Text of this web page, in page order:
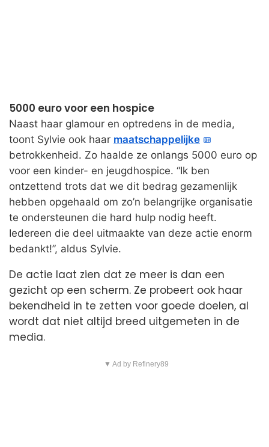
5000 euro voor een hospice
Naast haar glamour en optredens in de media,
toont Sylvie ook haar maatschappelijke
betrokkenheid. Zo haalde ze onlangs 5000 euro op
voor een kinder- en jeugdhospice. “Ik ben
ontzettend trots dat we dit bedrag gezamenlijk
hebben opgehaald om zo’n belangrijke organisatie
te ondersteunen die hard hulp nodig heeft.
Iedereen die deel uitmaakte van deze actie enorm
bedankt!”, aldus Sylvie.
De actie laat zien dat ze meer is dan een
gezicht op een scherm. Ze probeert ook haar
bekendheid in te zetten voor goede doelen, al
wordt dat niet altijd breed uitgemeten in de
media.
▼ Ad by Refinery89